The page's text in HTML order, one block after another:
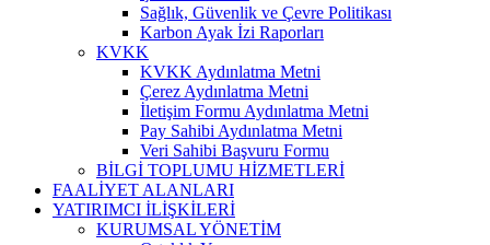
Sağlık, Güvenlik ve Çevre Politikası
Karbon Ayak İzi Raporları
KVKK
KVKK Aydınlatma Metni
Çerez Aydınlatma Metni
İletişim Formu Aydınlatma Metni
Pay Sahibi Aydınlatma Metni
Veri Sahibi Başvuru Formu
BİLGİ TOPLUMU HİZMETLERİ
FAALİYET ALANLARI
YATIRIMCI İLİŞKİLERİ
KURUMSAL YÖNETİM